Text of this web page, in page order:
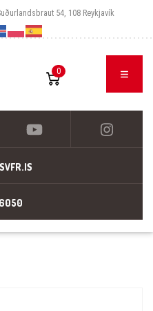
54, 108 Reykjavík
0